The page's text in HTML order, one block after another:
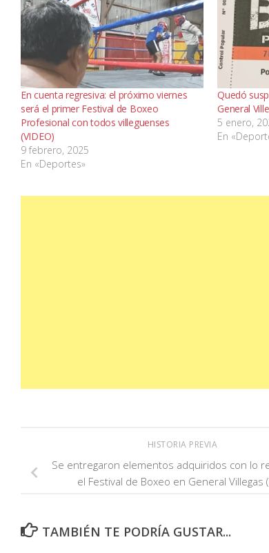
En cuenta regresiva: el próximo viernes
será el primer Festival de Boxeo
Profesional con todos villeguenses
(VIDEO)
9 febrero, 2025
En «Deportes»
Quedó
General
5 enero,
En
HISTORIA PREVIA
Se entregaron elementos adquiridos con lo
el Festival de Boxeo en General Villegas
TAMBIÉN TE PODRÍA GUSTAR...